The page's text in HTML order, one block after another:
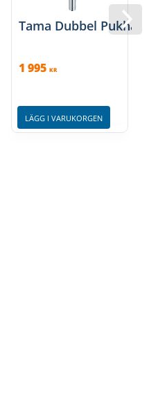
Tama Dubbel
1 995 KR
LÄGG I VARUKORGEN